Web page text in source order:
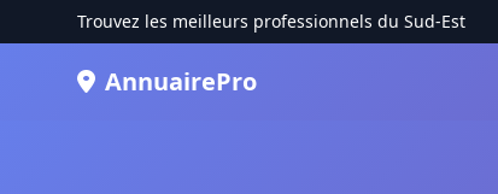
Trouvez les meilleurs professionnels du Sud-Est
AnnuairePro